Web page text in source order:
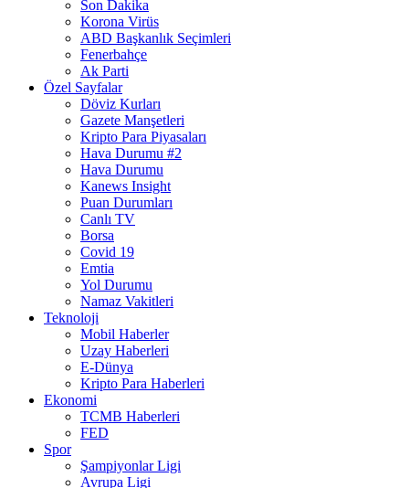
Son Dakika
Korona Virüs
ABD Başkanlık Seçimleri
Fenerbahçe
Ak Parti
Özel Sayfalar
Döviz Kurları
Gazete Manşetleri
Kripto Para Piyasaları
Hava Durumu #2
Hava Durumu
Kanews Insight
Puan Durumları
Canlı TV
Borsa
Covid 19
Emtia
Yol Durumu
Namaz Vakitleri
Teknoloji
Mobil Haberler
Uzay Haberleri
E-Dünya
Kripto Para Haberleri
Ekonomi
TCMB Haberleri
FED
Spor
Şampiyonlar Ligi
Avrupa Ligi